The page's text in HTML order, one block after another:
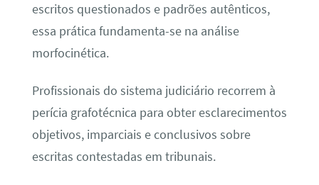
escritos questionados e padrões autênticos,
essa prática fundamenta-se na análise
morfocinética.
Profissionais do sistema judiciário recorrem à
perícia grafotécnica para obter esclarecimentos
objetivos, imparciais e conclusivos sobre
escritas contestadas em tribunais.